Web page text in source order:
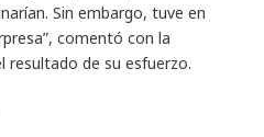
Sin embargo, tuve en
comentó con la
resultado de su esfuerzo.